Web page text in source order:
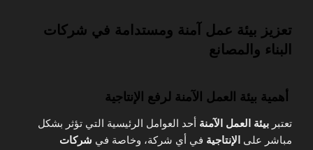
تعزيز بيئة عمل آمنة ومستدامة في شركات
البناء والمصانع
أهمية بيئة العمل الآمنة لرفع الإنتاجية
تعتبر بيئة العمل الآمنة أحد العوامل الرئيسية التي تؤثر بشكل
مباشر على الإنتاجية في أي شركة، وخاصة في شركات